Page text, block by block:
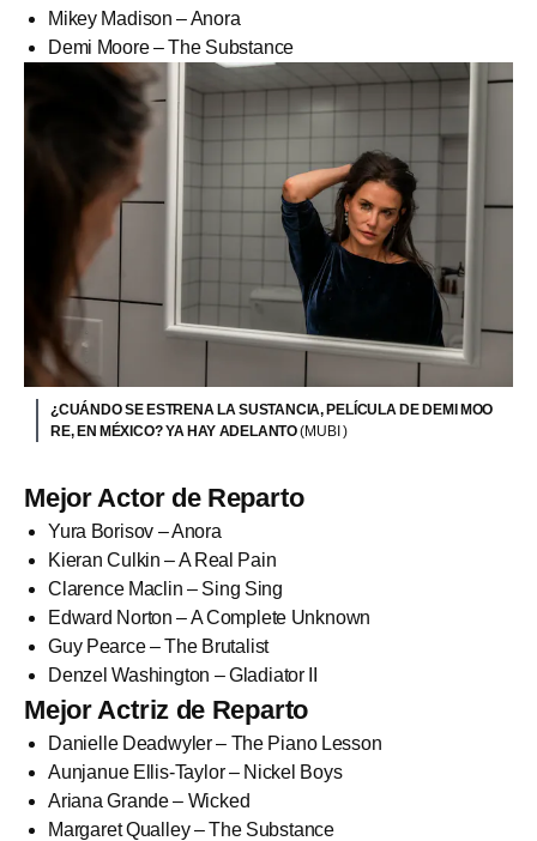
Mikey Madison – Anora
Demi Moore – The Substance
¿CUÁNDO SE ESTRENA LA SUSTANCIA, PELÍCULA DE DEMI MOO
RE, EN MÉXICO? YA HAY ADELANTO(MUBI )
Mejor Actor de Reparto
Yura Borisov – Anora
Kieran Culkin – A Real Pain
Clarence Maclin – Sing Sing
Edward Norton – A Complete Unknown
Guy Pearce – The Brutalist
Denzel Washington – Gladiator II
Mejor Actriz de Reparto
Danielle Deadwyler – The Piano Lesson
Aunjanue Ellis-Taylor – Nickel Boys
Ariana Grande – Wicked
Margaret Qualley – The Substance